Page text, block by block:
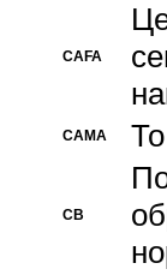
CAFA
CAMA
CB